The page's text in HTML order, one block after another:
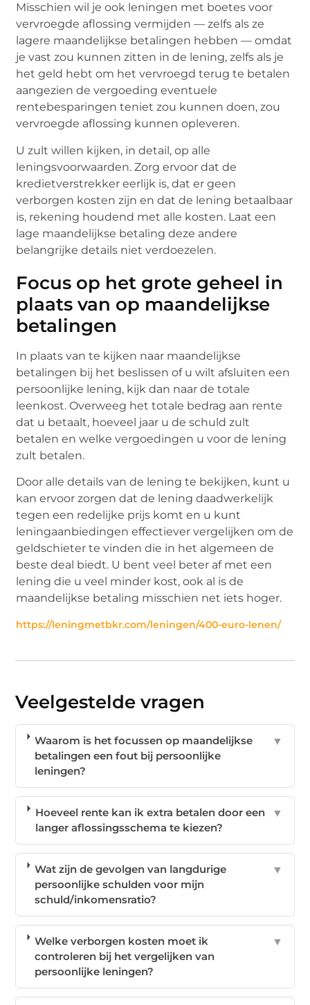
Misschien wil je ook leningen met boetes voor
vervroegde aflossing vermijden — zelfs als ze
lagere maandelijkse betalingen hebben — omdat
je vast zou kunnen zitten in de lening, zelfs als je
het geld hebt om het vervroegd terug te betalen
aangezien de vergoeding eventuele
rentebesparingen teniet zou kunnen doen, zou
vervroegde aflossing kunnen opleveren.
U zult willen kijken, in detail, op alle
leningsvoorwaarden. Zorg ervoor dat de
kredietverstrekker eerlijk is, dat er geen
verborgen kosten zijn en dat de lening betaalbaar
is, rekening houdend met alle kosten. Laat een
lage maandelijkse betaling deze andere
belangrijke details niet verdoezelen.
Focus op het grote geheel in
plaats van op maandelijkse
betalingen
In plaats van te kijken naar maandelijkse
betalingen bij het beslissen of u wilt afsluiten een
persoonlijke lening, kijk dan naar de totale
leenkost. Overweeg het totale bedrag aan rente
dat u betaalt, hoeveel jaar u de schuld zult
betalen en welke vergoedingen u voor de lening
zult betalen.
Door alle details van de lening te bekijken, kunt u
kan ervoor zorgen dat de lening daadwerkelijk
tegen een redelijke prijs komt en u kunt
leningaanbiedingen effectiever vergelijken om de
geldschieter te vinden die in het algemeen de
beste deal biedt. U bent veel beter af met een
lening die u veel minder kost, ook al is de
maandelijkse betaling misschien net iets hoger.
https://leningmetbkr.com/leningen/400-euro-lenen/
Veelgestelde vragen
Waarom is het focussen op maandelijkse
betalingen een fout bij persoonlijke
leningen?
▼
Hoeveel rente kan ik extra betalen door een
langer aflossingsschema te kiezen?
▼
Wat zijn de gevolgen van langdurige
persoonlijke schulden voor mijn
schuld/inkomensratio?
▼
Welke verborgen kosten moet ik
controleren bij het vergelijken van
persoonlijke leningen?
▼